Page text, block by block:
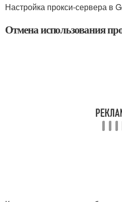
Настройка прокси-сервера в
Отмена использования